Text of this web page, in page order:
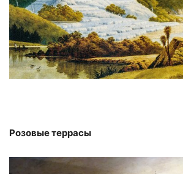
Розовые террасы